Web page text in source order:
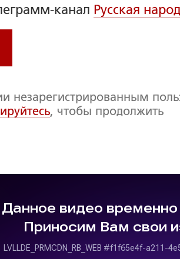
канал Русская
незарегистрированным
, чтобы продолжить